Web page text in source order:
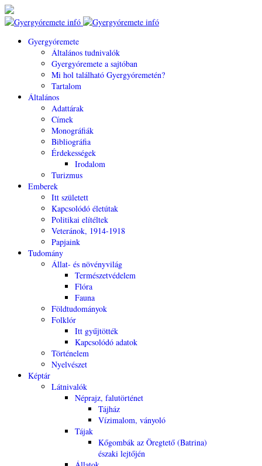
Gyergyóremete
Általános tudnivalók
Gyergyóremete a sajtóban
Mi hol található Gyergyóremetén?
Tartalom
Általános
Adattárak
Címek
Monográfiák
Bibliográfia
Érdekességek
Irodalom
Turizmus
Emberek
Itt született
Kapcsolódó életútak
Politikai elítéltek
Veteránok, 1914-1918
Papjaink
Tudomány
Állat- és növényvilág
Természetvédelem
Flóra
Fauna
Földtudományok
Folklór
Itt gyűjtötték
Kapcsolódó adatok
Történelem
Nyelvészet
Képtár
Látnivalók
Néprajz, falutörténet
Tájház
Vízimalom, ványoló
Tájak
Kőgombák az Öregtető (Batrina)
északi lejtőjén